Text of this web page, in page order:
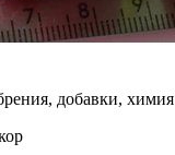
добавки, химия